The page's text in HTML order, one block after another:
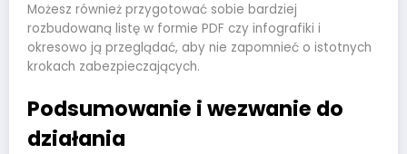
Możesz również przygotować sobie bardziej
rozbudowaną listę w formie PDF czy infografiki i
okresowo ją przeglądać, aby nie zapomnieć o istotnych
krokach zabezpieczających.
Podsumowanie i wezwanie do
działania